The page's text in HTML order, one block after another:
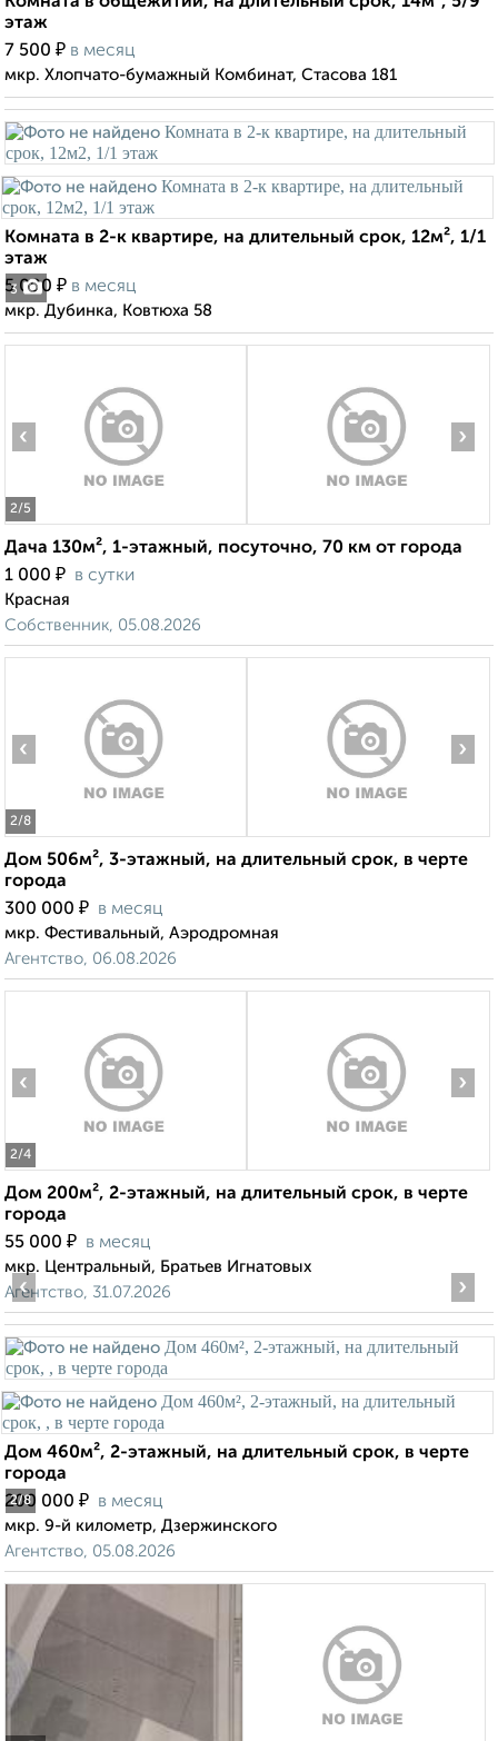
этаж
7 500 ₽ в месяц
мкр. Хлопчато-бумажный Комбинат, Стасова 181
3
Комната в 2-к квартире, на длительный срок, 12м², 1/1
этаж
5 000 ₽ в месяц
мкр. Дубинка, Ковтюха 58
2/5
‹ ›
Дача 130м², 1-этажный, посуточно, 70 км от города
1 000 ₽ в сутки
Красная
Собственник, 05.08.2026
2/8
‹ ›
Дом 506м², 3-этажный, на длительный срок, в черте
города
300 000 ₽ в месяц
мкр. Фестивальный, Аэродромная
Агентство, 06.08.2026
2/4
‹ ›
Дом 200м², 2-этажный, на длительный срок, в черте
города
55 000 ₽ в месяц
мкр. Центральный, Братьев Игнатовых
Агентство, 31.07.2026
2/8
‹ ›
Дом 460м², 2-этажный, на длительный срок, в черте
города
200 000 ₽ в месяц
мкр. 9-й километр, Дзержинского
Агентство, 05.08.2026